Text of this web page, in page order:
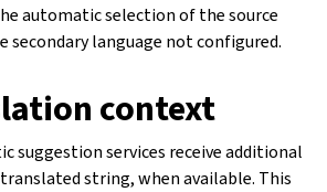
automatic selection of the source
secondary language not configured.
context
suggestion services receive additional
string, when available. This